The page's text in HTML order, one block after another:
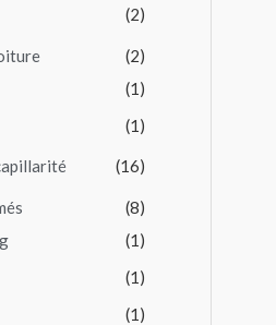
(2)
(2)
(1)
(1)
(16)
(8)
(1)
(1)
(1)